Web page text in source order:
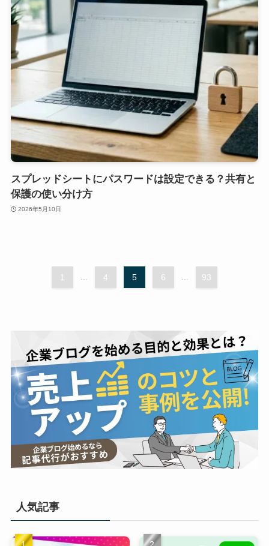
スプレッドシートにパスワードは設定できる？共有と
保護の使い分け方
2026年5月10日
1 ... 4 5 6 ... 93
人気記事